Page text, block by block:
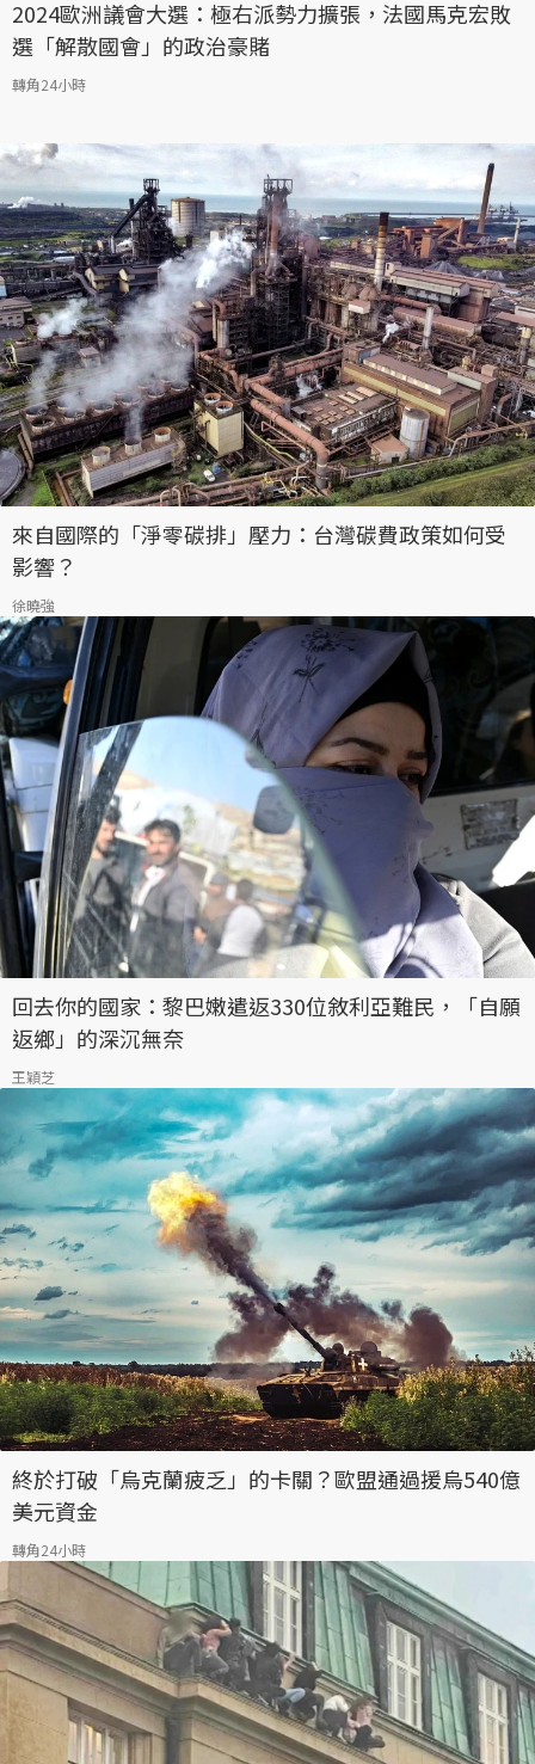
2024歐洲議會大選：極右派勢力擴張，法國馬克宏敗
選「解散國會」的政治豪賭
轉角24小時
來自國際的「淨零碳排」壓力：台灣碳費政策如何受
影響？
徐曉強
回去你的國家：黎巴嫩遣返330位敘利亞難民，「自願
返鄉」的深沉無奈
王穎芝
終於打破「烏克蘭疲乏」的卡關？歐盟通過援烏540億
美元資金
轉角24小時